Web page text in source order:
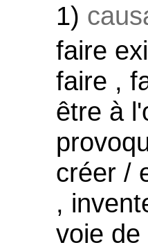
1)
faire
faire ,
être à
créer /
,
voie de